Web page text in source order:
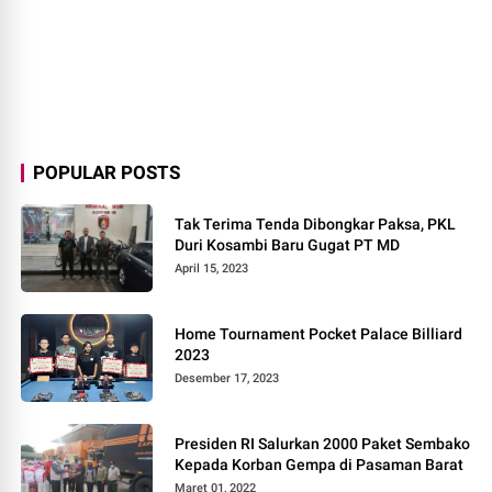
POPULAR POSTS
Tak Terima Tenda Dibongkar Paksa, PKL
Duri Kosambi Baru Gugat PT MD
April 15, 2023
Home Tournament Pocket Palace Billiard
2023
Desember 17, 2023
Presiden RI Salurkan 2000 Paket Sembako
Kepada Korban Gempa di Pasaman Barat
Maret 01, 2022